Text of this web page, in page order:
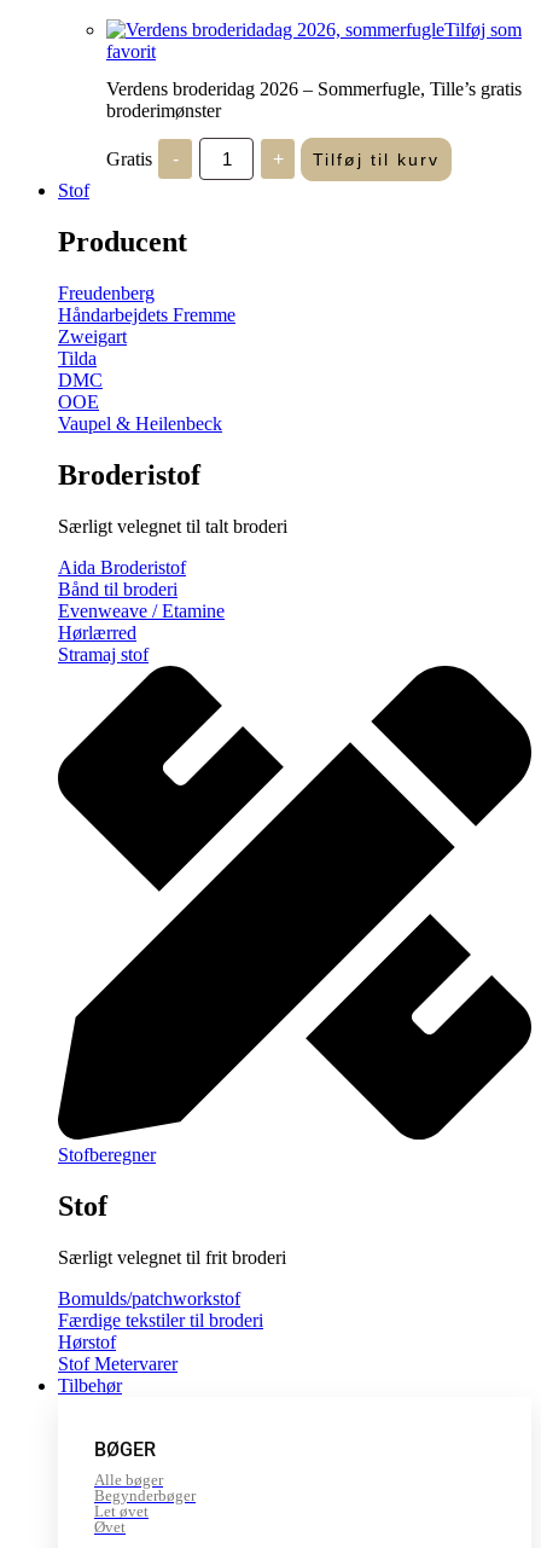
Tilføj som
favorit
Verdens broderidag 2026 – Sommerfugle, Tille’s gratis
broderimønster
Gratis -
Verdens
broderidag
2026
+ Tilføj til kurv
Stof
Producent
Freudenberg
Håndarbejdets Fremme
Zweigart
Tilda
DMC
OOE
Vaupel & Heilenbeck
Broderistof
Særligt velegnet til talt broderi
Aida Broderistof
Bånd til broderi
Evenweave / Etamine
Hørlærred
Stramaj stof
Stofberegner
Stof
Særligt velegnet til frit broderi
Bomulds/patchworkstof
Færdige tekstiler til broderi
Hørstof
Stof Metervarer
Tilbehør
BØGER
Alle bøger
Begynderbøger
Let øvet
Øvet